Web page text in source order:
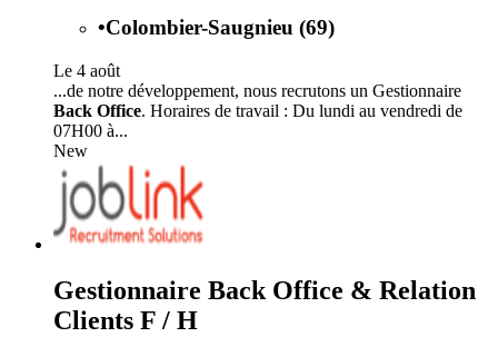
•Colombier-Saugnieu (69)
Le 4 août
...de notre développement, nous recrutons un Gestionnaire
Back Office. Horaires de travail : Du lundi au vendredi de
07H00 à...
New
Gestionnaire Back Office & Relation
Clients F / H